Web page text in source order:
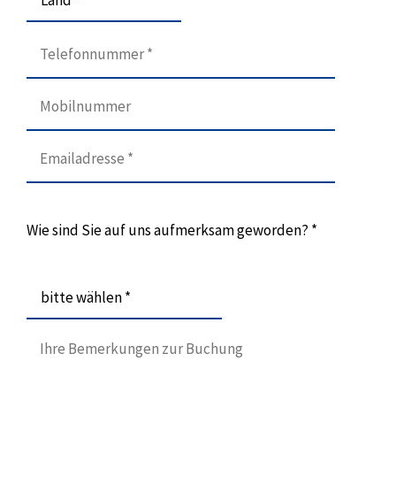
Wie sind Sie auf uns aufmerksam geworden? *
bitte wählen *